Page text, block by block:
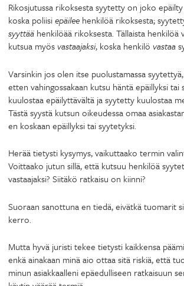
Rikosjutussa rikoksesta syytetty on joko
koska poliisiepäilee henkilöä rikoksesta;
syyttää henkilöää rikoksesta. Tällaista henkilöä
kutsua myösvastaajaksi, koska henkilö vastaa
Varsinkin jos olen itse puolustamassa
etten vahingossakaan kutsu häntä epäillyksi tai
kuulostaa epäilyttävältä ja syytetty kuulostaa
Tästä syystä kutsun oikeudessa omaa
en koskaan epäillyksi tai syytetyksi.
Herää tietysti kysymys, vaikuttaako termin
Voittaako jutun sillä, että kutsuu henkilöä
vastaajaksi? Siitäkö ratkaisu on kiinni?
Suoraan sanottuna en tiedä, eivätkä tuomarit
kerro.
Mutta hyvä juristi tekee tietysti kaikkensa
enkä ainakaan minä aio ottaa sitä riskiä, että
minun asiakkaalleni epäedulliseen ratkaisuun